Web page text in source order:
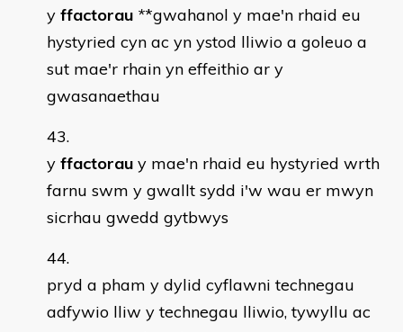
y ffactorau **gwahanol y mae'n rhaid eu
hystyried cyn ac yn ystod lliwio a goleuo a
sut mae'r rhain yn effeithio ar y
gwasanaethau
y ffactorau y mae'n rhaid eu hystyried wrth
farnu swm y gwallt sydd i'w wau er mwyn
sicrhau gwedd gytbwys
pryd a pham y dylid cyflawni technegau
adfywio lliw y technegau lliwio, tywyllu ac